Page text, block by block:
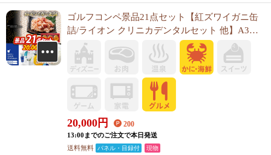
ゴルフコンペ景品21点セット【紅ズワイガニ缶
詰/ライオン クリニカデンタルセット 他】A3パ
ネル・目録付き<送料無料>
20,000円 200
13:00までのご注文で本日発送
送料無料
パネル・目録付 現物